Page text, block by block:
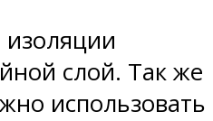
слой. Так же
использовать